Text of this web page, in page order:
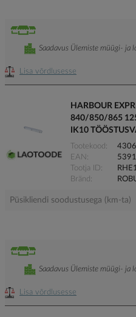
Lisa võrdlusesse
Saadavus Ülemiste müügi- ja
HARBOUR
840/850/865
IK10
Tootekood
EAN
Tootja ID
Bränd
Püsikliendi soodustusega (km-ta)
Lisa võrdlusesse
Saadavus Ülemiste müügi- ja